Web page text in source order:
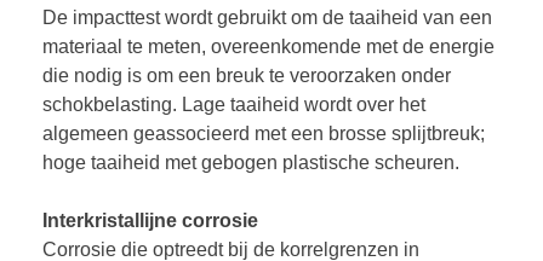
De impacttest wordt gebruikt om de taaiheid van een
materiaal te meten, overeenkomende met de energie
die nodig is om een breuk te veroorzaken onder
schokbelasting. Lage taaiheid wordt over het
algemeen geassocieerd met een brosse splijtbreuk;
hoge taaiheid met gebogen plastische scheuren.
Interkristallijne corrosie
Corrosie die optreedt bij de korrelgrenzen in